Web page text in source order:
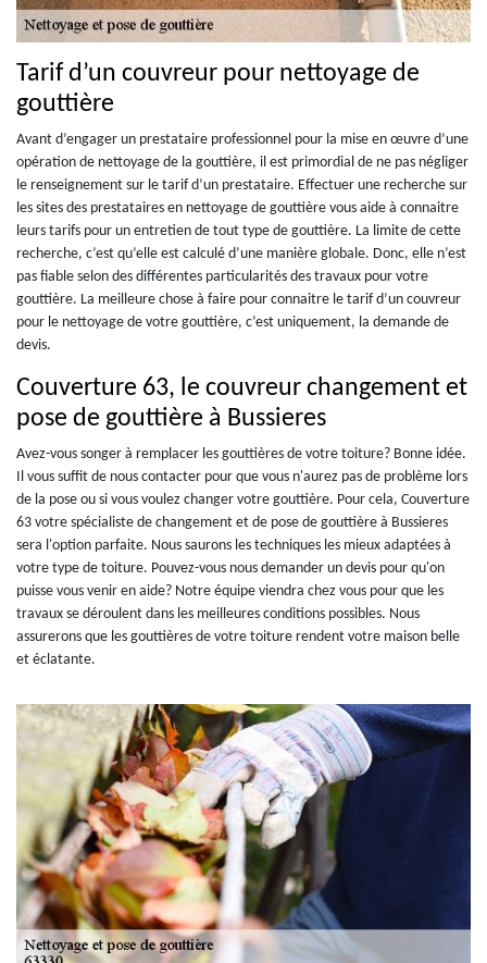
Tarif d’un couvreur pour nettoyage de
gouttière
Avant d’engager un prestataire professionnel pour la mise en œuvre d’une
opération de nettoyage de la gouttière, il est primordial de ne pas négliger
le renseignement sur le tarif d’un prestataire. Effectuer une recherche sur
les sites des prestataires en nettoyage de gouttière vous aide à connaitre
leurs tarifs pour un entretien de tout type de gouttière. La limite de cette
recherche, c’est qu’elle est calculé d’une manière globale. Donc, elle n’est
pas fiable selon des différentes particularités des travaux pour votre
gouttière. La meilleure chose à faire pour connaitre le tarif d’un couvreur
pour le nettoyage de votre gouttière, c’est uniquement, la demande de
devis.
Couverture 63, le couvreur changement et
pose de gouttière à Bussieres
Avez-vous songer à remplacer les gouttières de votre toiture? Bonne idée.
Il vous suffit de nous contacter pour que vous n'aurez pas de problème lors
de la pose ou si vous voulez changer votre gouttière. Pour cela, Couverture
63 votre spécialiste de changement et de pose de gouttière à Bussieres
sera l'option parfaite. Nous saurons les techniques les mieux adaptées à
votre type de toiture. Pouvez-vous nous demander un devis pour qu'on
puisse vous venir en aide? Notre équipe viendra chez vous pour que les
travaux se déroulent dans les meilleures conditions possibles. Nous
assurerons que les gouttières de votre toiture rendent votre maison belle
et éclatante.